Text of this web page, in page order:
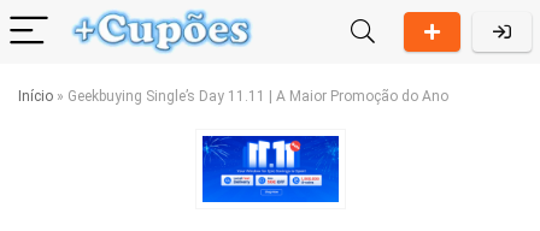
Início » Geekbuying Single’s Day 11.11 | A Maior Promoção do Ano